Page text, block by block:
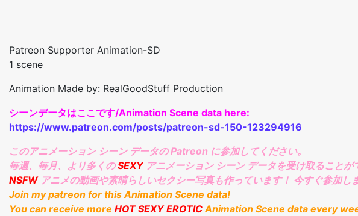
Patreon Supporter Animation-SD
1 scene
Animation Made by: RealGoodStuff Production
シーンデータはここです/Animation Scene data here:
https://www.patreon.com/posts/patreon-sd-150-123294916
このアニメーション シーン データの Patreon に参加してください。
毎週、毎月、より多くのSEXY アニメーション シーン データを受け取ることが
NSFWアニメの動画や素晴らしいセクシー写真も作っています！ 今すぐ参加し
Join my patreon for this Animation Scene data!
You can receive more HOT SEXY EROTIC Animation Scene data every